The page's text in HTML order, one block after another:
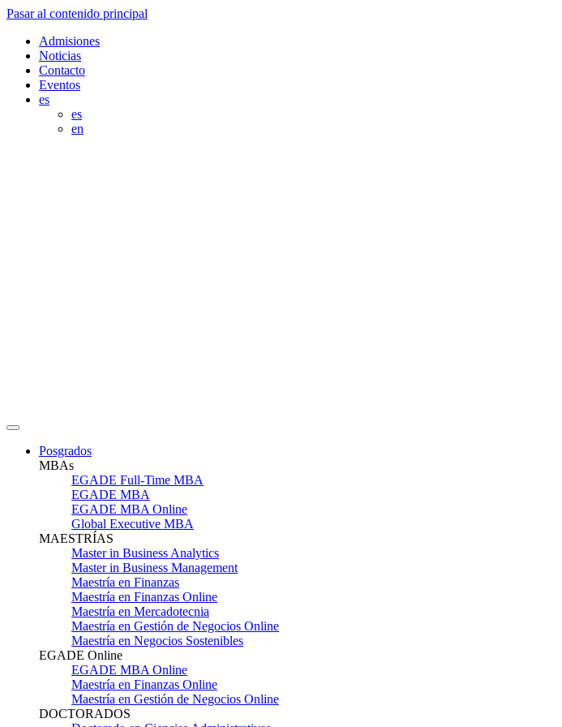
Pasar al contenido principal
Admisiones
Noticias
Contacto
Eventos
es
es
en
Posgrados
MBAs
EGADE Full-Time MBA
EGADE MBA
EGADE MBA Online
Global Executive MBA
MAESTRÍAS
Master in Business Analytics
Master in Business Management
Maestría en Finanzas
Maestría en Finanzas Online
Maestría en Mercadotecnia
Maestría en Gestión de Negocios Online
Maestría en Negocios Sostenibles
EGADE Online
EGADE MBA Online
Maestría en Finanzas Online
Maestría en Gestión de Negocios Online
DOCTORADOS